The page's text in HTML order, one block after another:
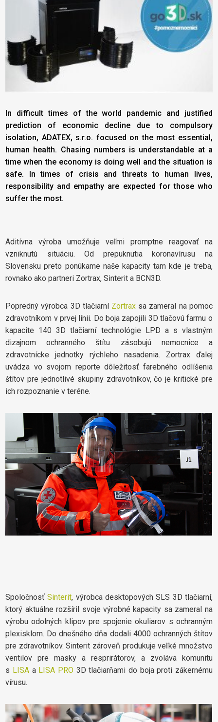
In difficult times of the world pandemic and justified
prediction of economic decline due to compulsory
isolation, ADATEX, s.r.o. focused on the most essential,
human health. Chasing numbers is understandable at a
time when the economy is doing well and the situation is
safe. In times of crisis and threats to human lives,
responsibility and empathy are expected for those who
suffer the most.
Aditívna výroba umožňuje veľmi promptne reagovať na
vzniknutú situáciu. Od prepuknutia koronavírusu na
Slovensku preto ponúkame naše kapacity tam kde je treba,
rovnako ako partneri Zortrax, Sinterit a BCN3D.
Popredný výrobca 3D tlačiarní Zortrax sa zameral na pomoc
zdravotníkom v prvej línii. Do boja zapojili 3D tlačovú farmu o
kapacite 140 3D tlačiarní technológie LPD a s vlastným
dizajnom ochranného štítu zásobujú nemocnice a
zdravotnícke jednotky rýchleho nasadenia. Zortrax ďalej
uvádza vo svojom reporte dôležitosť farebného odlíšenia
štítov pre jednotlivé skupiny zdravotníkov, čo je kritické pre
ich rozpoznanie v teréne.
SpoločnosťSinterit, výrobca desktopových SLS 3D tlačiarní,
ktorý aktuálne rozšíril svoje výrobné kapacity sa zameral na
výrobu odolných klipov pre spojenie okuliarov s ochranným
plexisklom. Do dnešného dňa dodali 4000 ochranných štítov
pre zdravotníkov. Sinterit zároveň produkuje veľké množstvo
ventilov pre masky a resprirátorov, a zvoláva komunitu
s LISAa LISA PRO3D tlačiarňami do boja proti zákernému
vírusu.